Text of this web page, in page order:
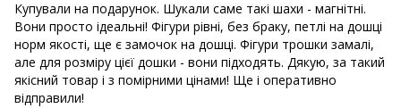
Купували на подарунок. Шукали саме такі шахи - магнітні.
Вони просто ідеальні! Фігури рівні, без браку, петлі на дошці
норм якості, ще є замочок на дошці. Фігури трошки замалі,
але для розміру цієї дошки - вони підходять. Дякую, за такий
якісний товар і з помірними цінами! Ще і оперативно
відправили!